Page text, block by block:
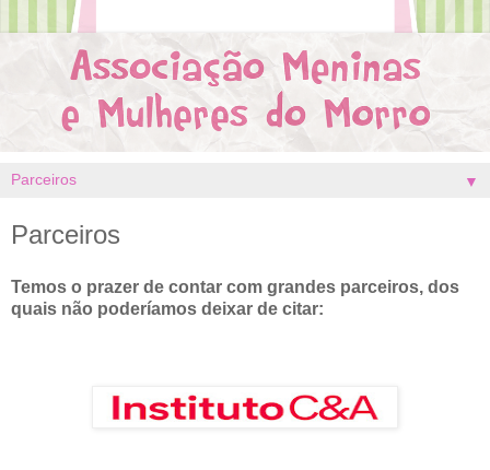
▼
Parceiros
Temos o prazer de contar com grandes parceiros, dos
quais não poderíamos deixar de citar: